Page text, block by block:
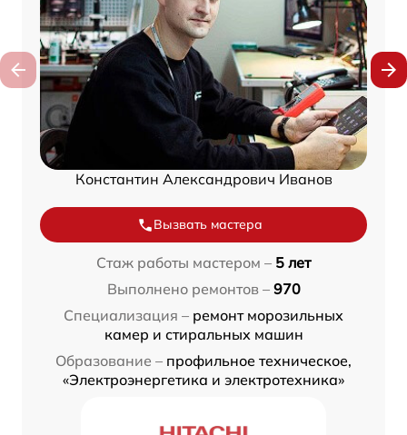
Константин Александрович Иванов
Вызвать мастера
Стаж работы мастером – 5 лет
Выполнено ремонтов – 970
Специализация – ремонт морозильных
камер и стиральных машин
Образование – профильное техническое,
«Электроэнергетика и электротехника»